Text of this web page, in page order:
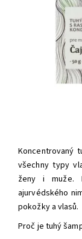
Koncentrovaný
všechny typy
ženy i muže.
ajurvédského
pokožky a vlasů.
Proč je tuhý